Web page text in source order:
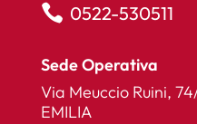
 0522-530511
Sede Operativa
Via Meuccio Ruini,
EMILIA